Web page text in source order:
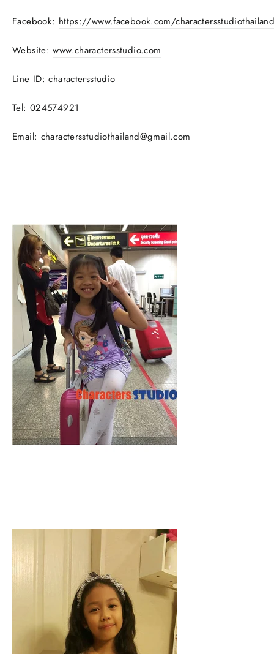
Facebook: https://www.facebook.com/
Website:www.charactersstudio.com
Line ID: charactersstudio
Tel: 024574921
Email: charactersstudiothailand@gmail.com